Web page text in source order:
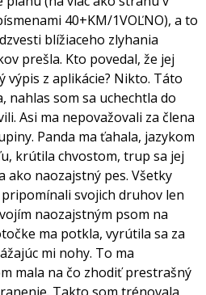
40+KM/1VOĽNO), a to
blížiaceho zlyhania
prešla. Kto povedal, že jej
výpis z aplikácie? Nikto. Táto
nahlas som sa uchechtla do
Asi ma nepovažovali za člena
Panda ma ťahala, jazykom
krútila chvostom, trup sa jej
ako naozajstný pes. Všetky
svojich druhov len
naozajstným psom na
ma potkla, vyrútila sa za
mi nohy. To ma
mala na čo zhodiť prestrašný